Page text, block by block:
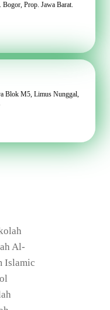
Prop. Jawa Barat.
Blok M5, Limus Nunggal,